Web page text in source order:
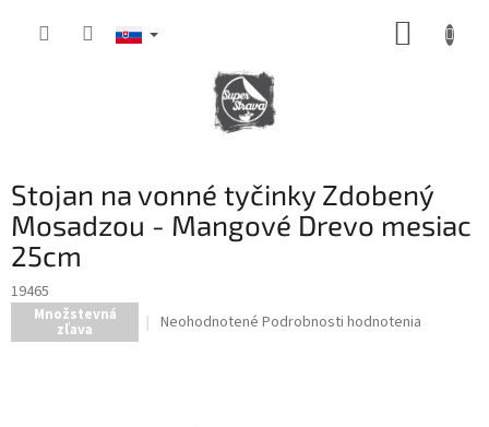
Stojan na vonné tyčinky Zdobený
Mosadzou - Mangové Drevo mesiac
25cm
19465
Množstevná
zľava
Priemerné
Neohodnotené Podrobnosti hodnotenia